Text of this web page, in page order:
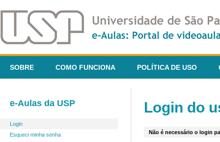
SOBRE COMO FUNCIONA POLÍTICA DE USO
e-Aulas da USP
Login
Esqueci minha senha
Login do
Não é necessário o login